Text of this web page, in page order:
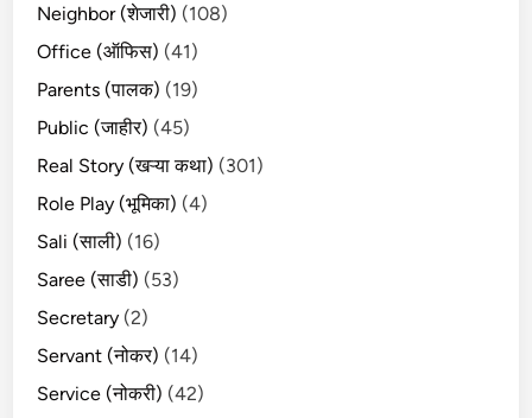
Neighbor (शेजारी) (108)
Office (ऑफिस) (41)
Parents (पालक) (19)
Public (जाहीर) (45)
Real Story (खऱ्या कथा) (301)
Role Play (भूमिका) (4)
Sali (साली) (16)
Saree (साडी) (53)
Secretary (2)
Servant (नोकर) (14)
Service (नोकरी) (42)